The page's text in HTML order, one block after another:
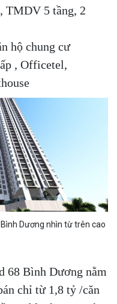
TMDV 5 tầng, 2
hộ chung cư
, Officetel,
Dương nhìn từ trên cao
68 Bình Dương nằm
chỉ từ 1,8 tỷ /căn